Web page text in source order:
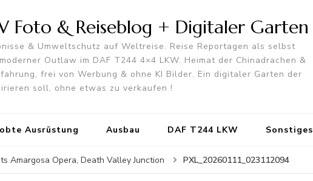
Foto & Reiseblog + Digitaler Garten
& Umweltschutz auf Weltreise. Reise Reportagen als selbst
Outlaw im DAF T244 4×4 LKW. Heimat der Chinadrachen &
frei von Werbung & ohne KI Bilder. Ein digitaler Garten der
soll, ohne etwas zu verkaufen !
Ausrüstung Ausbau DAF T244 LKW Sonstiges
Amargosa Opera, Death Valley Junction PXL_20260111_023112094